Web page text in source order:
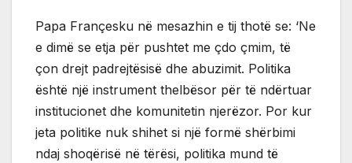
Papa Françesku në mesazhin e tij thotë se: ‘Ne
e dimë se etja për pushtet me çdo çmim, të
çon drejt padrejtësisë dhe abuzimit. Politika
është një instrument thelbësor për të ndërtuar
institucionet dhe komunitetin njerëzor. Por kur
jeta politike nuk shihet si një formë shërbimi
ndaj shoqërisë në tërësi, politika mund të